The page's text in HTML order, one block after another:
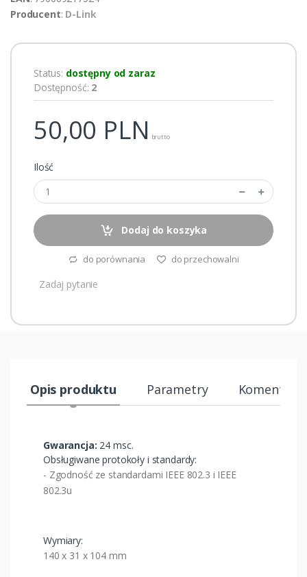
Producent: D-Link
Status: dostępny od zaraz
Dostępność: 2
50,00 PLN brutto
Ilość
Dodaj do koszyka
do porównania do przechowalni
Zadaj pytanie
Opis produktu Parametry
Gwarancja: 24 msc.
Obsługiwane protokoły i standardy:
- Zgodność ze standardami IEEE 802.3 i IEEE
802.3u
Wymiary:
140 x 31 x 104 mm